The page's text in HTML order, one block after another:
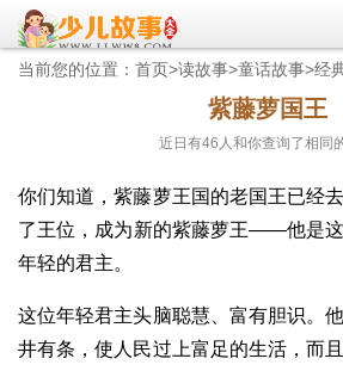
当前您的位置： 首页>读故事>童话故事>经
紫藤萝国王
近日有46 人和你查询了相同
你们知道，紫藤萝王国的老国王已经
了王位，成为新的紫藤萝王——他是
年轻的君主。
这位年轻君主头脑聪慧、富有胆识。
井有条，使人民过上富足的生活，而